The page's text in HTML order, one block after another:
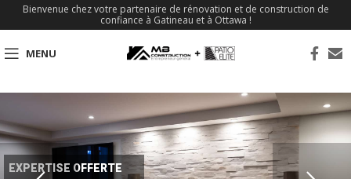
Bienvenue chez votre partenaire de rénovation et de construction de
confiance à Gatineau et à Ottawa !
MENU
EXPERTISE OFFERTE